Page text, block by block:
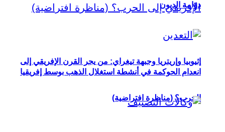
إثيوبيا وإريتريا وجبهة تيغراي: من يجر القرن الإفريقي إلى
الحرب؟ (مناظرة افتراضية)
دوّامة الديون
انعدام الحوكمة في أنشطة استغلال الذهب بوسط إفريقيا